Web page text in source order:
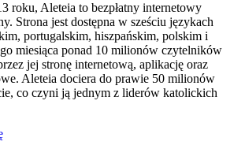
roku, Aleteia to bezpłatny internetowy
Strona jest dostępna w sześciu językach
portugalskim, hiszpańskim, polskim i
miesiąca ponad 10 milionów czytelników
jej stronę internetową, aplikację oraz
Aleteia dociera do prawie 50 milionów
co czyni ją jednym z liderów katolickich